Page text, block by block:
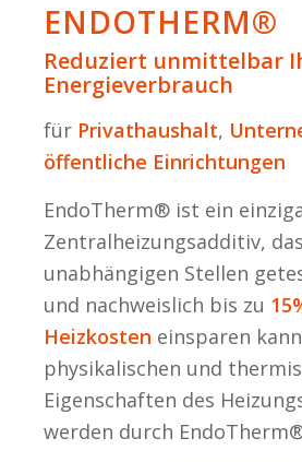
ENDOTHERM®
Reduziert unmittelbar
Energieverbrauch
für Privathaushalt,
öffentliche Einrichtungen
EndoTherm® ist ein
Zentralheizungsadditiv,
unabhängigen Stellen
und nachweislich bis zu
Heizkosten einsparen
physikalischen und
Eigenschaften des
werden durch